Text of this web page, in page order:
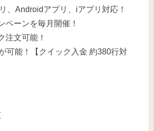
、Androidアプリ、iアプリ対応！
ペーンを毎月開催！
注文可能！
可能！【クイック入金 約380行対